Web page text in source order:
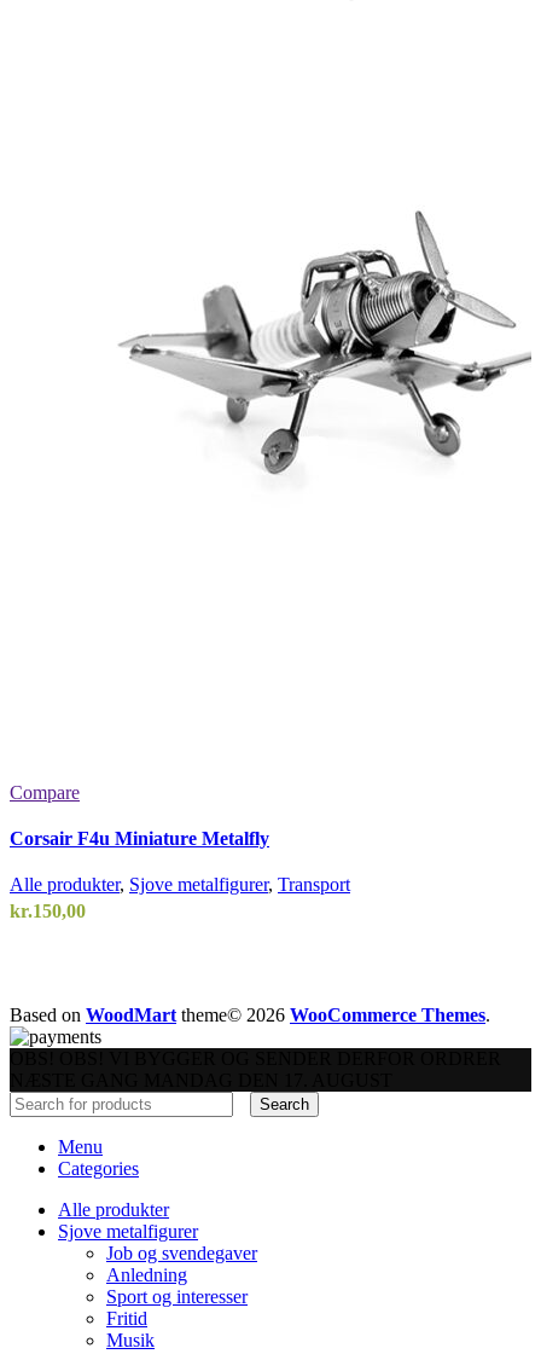
Compare
Corsair F4u Miniature Metalfly
Alle produkter, Sjove metalfigurer, Transport
kr.150,00
Vælg en mulighed
Based on WoodMart theme© 2026 WooCommerce Themes.
Search
Menu
Categories
Alle produkter
Sjove metalfigurer
Job og svendegaver
Anledning
Sport og interesser
Fritid
Musik